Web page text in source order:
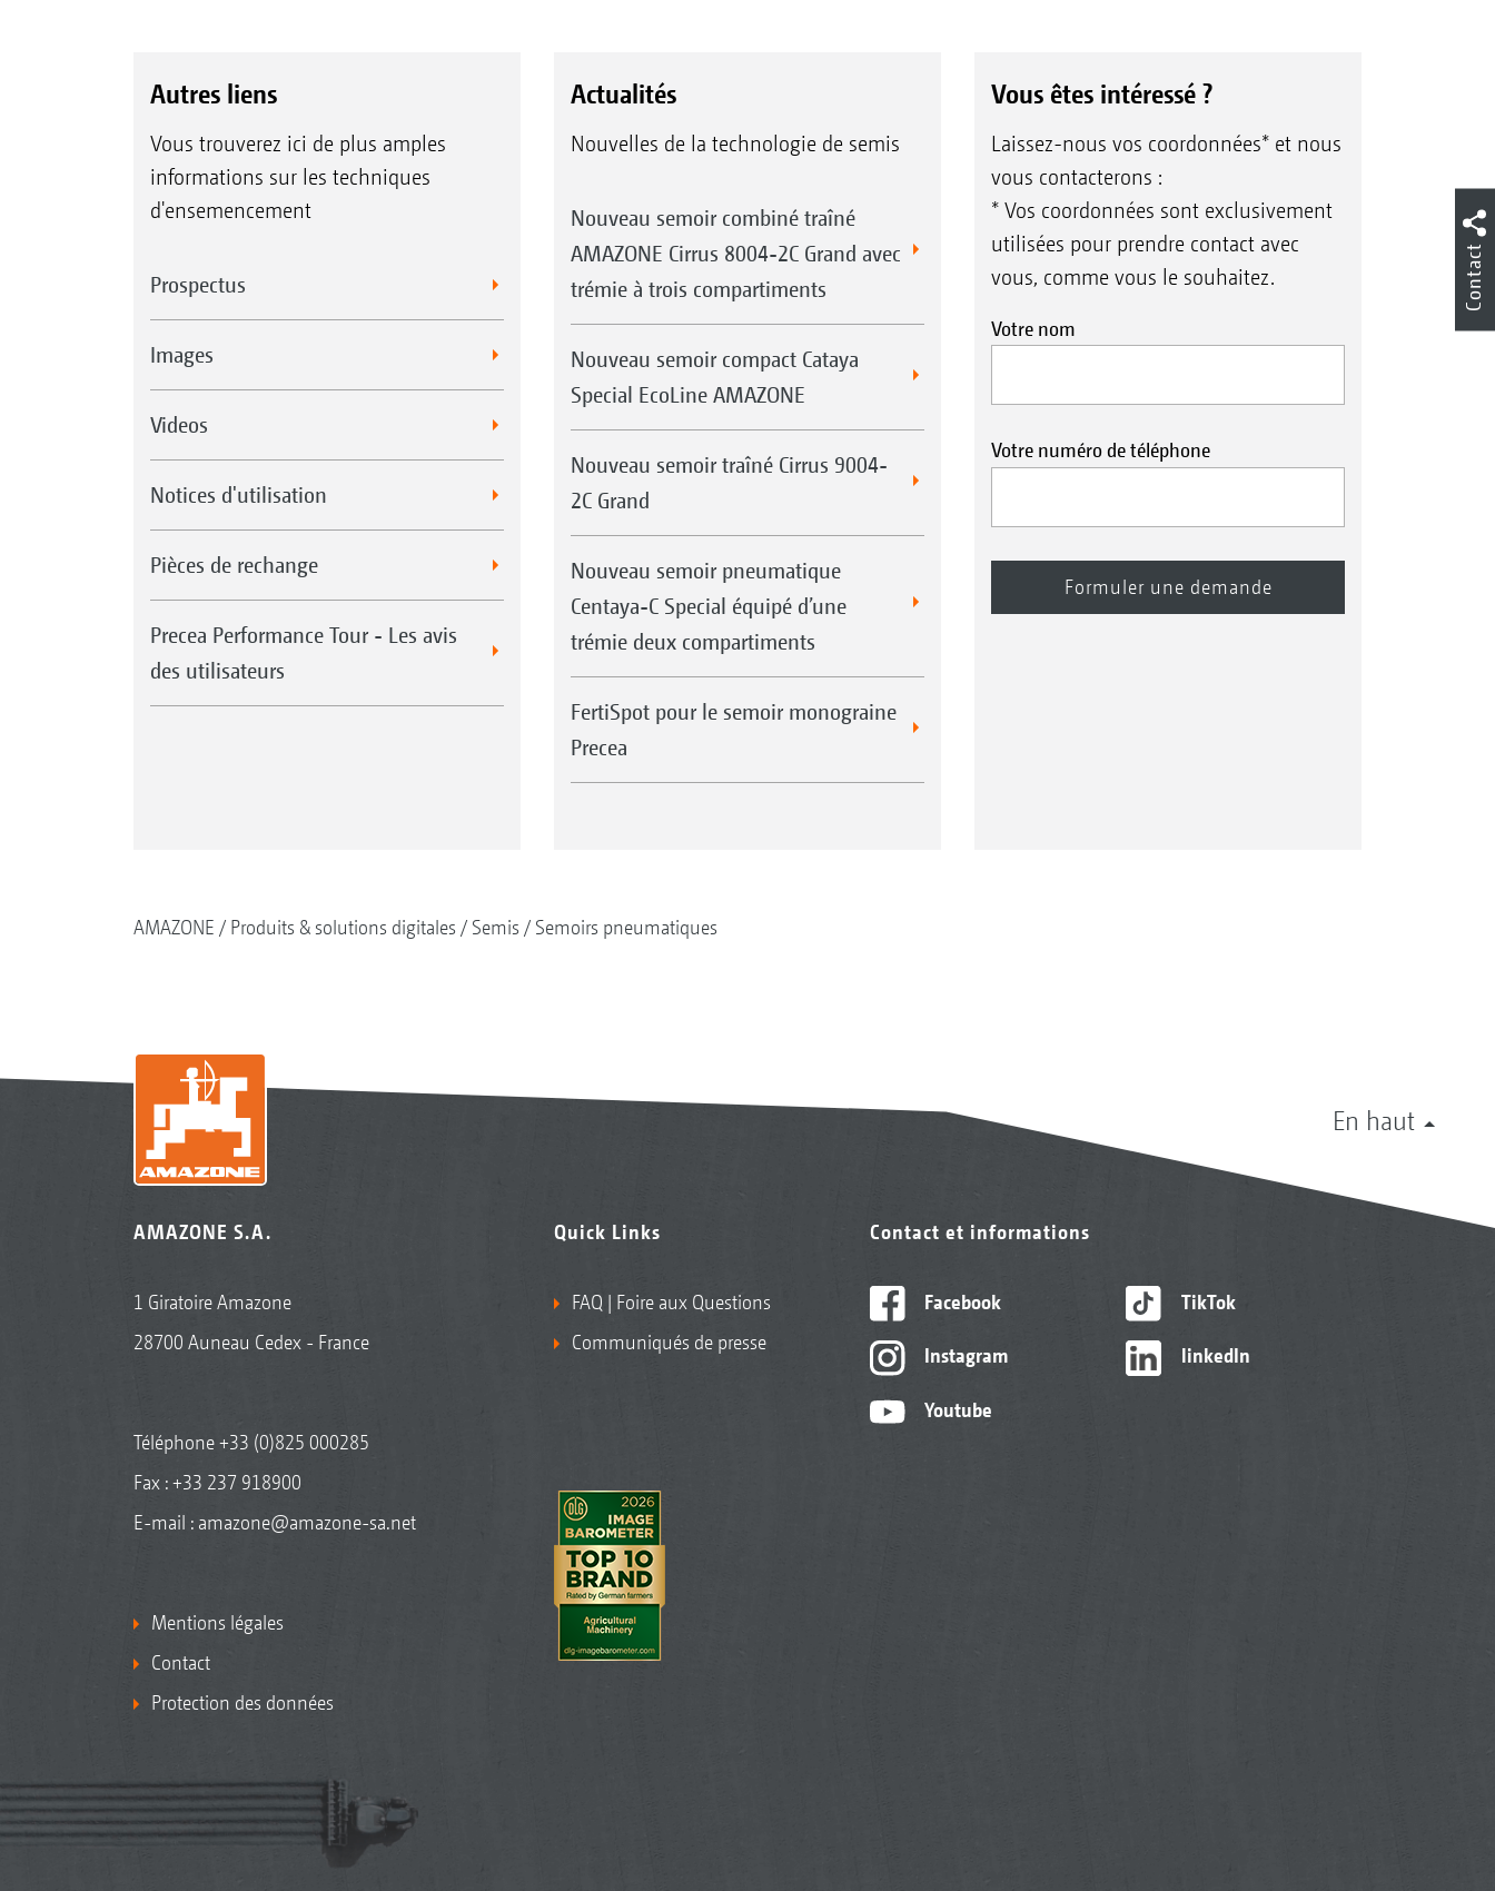
Autres liens
Vous trouverez ici de plus amples
informations sur les techniques
d'ensemencement
Prospectus
Images
Videos
Notices d'utilisation
Pièces de rechange
Precea Performance Tour - Les avis
des utilisateurs
Actualités
Nouvelles de la technologie de semis
Nouveau semoir combiné traîné
AMAZONE Cirrus 8004-2C Grand avec
trémie à trois compartiments
Nouveau semoir compact Cataya
Special EcoLine AMAZONE
Nouveau semoir traîné Cirrus 9004-
2C Grand
Nouveau semoir pneumatique
Centaya-C Special équipé d’une
trémie deux compartiments
FertiSpot pour le semoir monograine
Precea
Vous êtes intéressé ?
Laissez-nous vos coordonnées* et nous
vous contacterons :
* Vos coordonnées sont exclusivement
utilisées pour prendre contact avec
vous, comme vous le souhaitez.
Votre nom
Votre numéro de téléphone
AMAZONE Produits & solutions digitales Semis Semoirs pneumatiques
En haut
AMAZONE S.A.
1 Giratoire Amazone
28700 Auneau Cedex - France
Téléphone+33 (0)825 000285
Fax : +33 237 918900
E-mail : amazone@amazone-sa.net
Mentions légales
Contact
Protection des données
Quick Links
FAQ | Foire aux Questions
Communiqués de presse
Contact et informations
Facebook
Instagram
Youtube
TikTok
linkedIn
Contact